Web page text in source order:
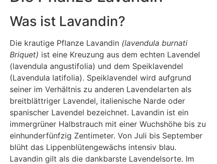
Was ist Lavandin?
Die krautige Pflanze Lavandin (lavendula burnati
Briquet) ist eine Kreuzung aus dem echten Lavendel
(lavendula angustifolia) und dem Speiklavendel
(Lavendula latifolia). Speiklavendel wird aufgrund
seiner im Verhältnis zu anderen Lavendelarten als
breitblättriger Lavendel, italienische Narde oder
spanischer Lavendel bezeichnet. Lavandin ist ein
immergrüner Halbstrauch mit einer Wuchshöhe bis zu
einhunderfünfzig Zentimeter. Von Juli bis September
blüht das Lippenblütengewächs intensiv blau.
Lavandin gilt als die dankbarste Lavendelsorte. Im